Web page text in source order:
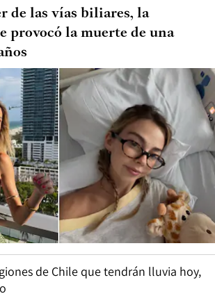
de las vías biliares, la
provocó la muerte de una
de Chile que tendrán lluvia hoy,